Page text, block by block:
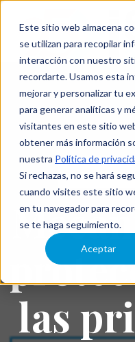
Este sitio web almacena
se utilizan para recopilar
interacción con nuestro
recordarte. Usamos esta
mejorar y personalizar tu
para generar analíticas y
visitantes en este sitio
obtener más información
nuestra Política de
Si rechazas, no se hará
cuando visites este sitio
en tu navegador para
se te haga seguimiento.
Aceptar
las